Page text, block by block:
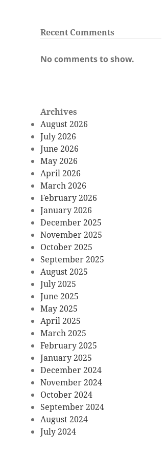
Recent Comments
No comments to show.
Archives
August 2026
July 2026
June 2026
May 2026
April 2026
March 2026
February 2026
January 2026
December 2025
November 2025
October 2025
September 2025
August 2025
July 2025
June 2025
May 2025
April 2025
March 2025
February 2025
January 2025
December 2024
November 2024
October 2024
September 2024
August 2024
July 2024